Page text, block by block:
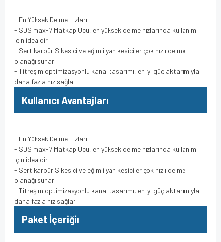
- En Yüksek Delme Hızları
- SDS max-7 Matkap Ucu, en yüksek delme hızlarında kullanım
için idealdir
- Sert karbür S kesici ve eğimli yan kesiciler çok hızlı delme
olanağı sunar
- Titreşim optimizasyonlu kanal tasarımı, en iyi güç aktarımıyla
daha fazla hız sağlar
Kullanıcı Avantajları
- En Yüksek Delme Hızları
- SDS max-7 Matkap Ucu, en yüksek delme hızlarında kullanım
için idealdir
- Sert karbür S kesici ve eğimli yan kesiciler çok hızlı delme
olanağı sunar
- Titreşim optimizasyonlu kanal tasarımı, en iyi güç aktarımıyla
daha fazla hız sağlar
Paket İçeriğiı